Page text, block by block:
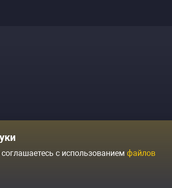
Политика конфиденциальности
с использованием файлов